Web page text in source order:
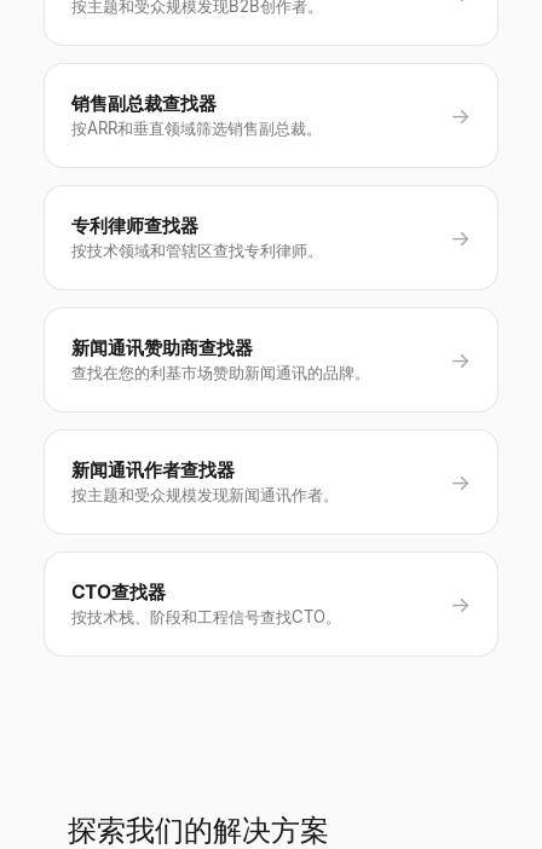
按主题和受众规模发现B2B创作者。
销售副总裁查找器
按ARR和垂直领域筛选销售副总裁。
→
专利律师查找器
按技术领域和管辖区查找专利律师。
→
新闻通讯赞助商查找器
查找在您的利基市场赞助新闻通讯的品牌。
→
新闻通讯作者查找器
按主题和受众规模发现新闻通讯作者。
→
CTO查找器
按技术栈、阶段和工程信号查找CTO。
→
探索我们的解决方案